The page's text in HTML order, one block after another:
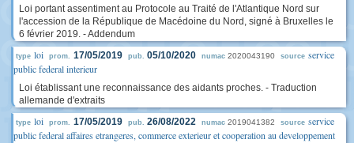
Loi portant assentiment au Protocole au Traité de l'Atlantique Nord sur
l'accession de la République de Macédoine du Nord, signé à Bruxelles le
6 février 2019. - Addendum
type loi prom. 17/05/2019 pub. 05/10/2020 numac 2020043190 source service
public federal interieur
Loi établissant une reconnaissance des aidants proches. - Traduction
allemande d'extraits
type loi prom. 17/05/2019 pub. 26/08/2022 numac 2019041382 source service
public federal affaires etrangeres, commerce exterieur et cooperation au developpement